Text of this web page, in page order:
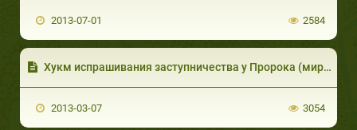
2013-07-01 2584
Хукм испрашивания заступничества у Пророка (мир ему и благословение Аллаха)
2013-03-07 3054